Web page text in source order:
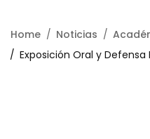
Home Noticias
Exposición Oral y Defensa